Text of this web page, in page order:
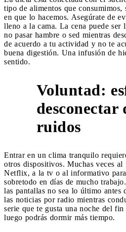
tipo de alimentos que consumimos,
en que lo hacemos. Asegúrate de
lleno a la cama. La cena puede ser
no pasar hambre o sed mientras
de acuerdo a tu actividad y no te
buena digestión. Una infusión de
sentido.
Voluntad:
desconectar
ruidos
Entrar en un clima tranquilo
otros dispositivos. Muchas veces
Netflix, a la tv o al informativo
sobretodo en días de mucho
las pantallas no sea lo último antes
las noticias por radio mientras
serie que te gusta una noche del fin
luego podrás dormir más tiempo.